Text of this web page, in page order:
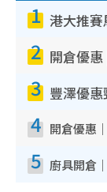
1
2
3
4
5